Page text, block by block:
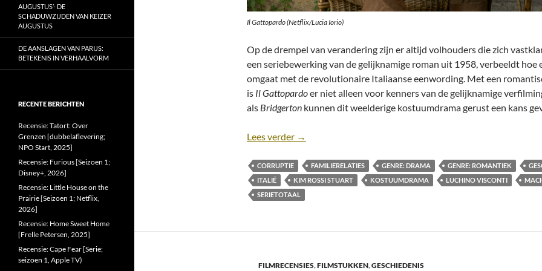
Il Gattopardo (Netflix/Lucia Iorio)
Op de drempel van verandering zijn er altijd volhouders die zich
een seriebewerking van de gelijknamige roman uit 1958, verbeeldt
omgaat met de revolutionaire Italiaanse eenwording. Met een
is Il Gattopardoer niet alleen voor kenners van de gelijknamige
als Bridgerton kunnen dit weelderige kostuumdrama gerust een kans
Lees verder Recensie: Il Gattopardo [seizoen 1; Netflix, 2025]
→
CORRUPTIE FAMILIERELATIES GENRE: DRAMA GENRE: ROMANTIEK
ITALIË
KIM ROSSI STUART KOSTUUMDRAMA LUCHINO VISCONTI
SERIETOTAAL
FILMRECENSIES,FILMSTUKKEN,GESCHIEDENIS
AUGUSTUS’- DE
SCHADUWZIJDEN VAN KEIZER
AUGUSTUS
DE AANSLAGEN VAN PARIJS:
BETEKENIS IN VERHAALVORM
RECENTE BERICHTEN
Recensie: Tatort: Over
Grenzen [dubbelaflevering;
NPO Start, 2025]
Recensie: Furious [Seizoen 1;
Disney+, 2026]
Recensie: Little House on the
Prairie [Seizoen 1; Netflix,
2026]
Recensie: Home Sweet Home
[Frelle Petersen, 2025]
Recensie: Cape Fear [Serie;
seizoen 1, Apple TV)